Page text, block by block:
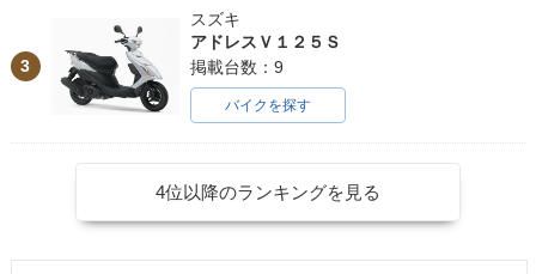
3
スズキ
アドレスＶ１２５Ｓ
掲載台数：9
バイクを探す
4位以降のランキングを見る